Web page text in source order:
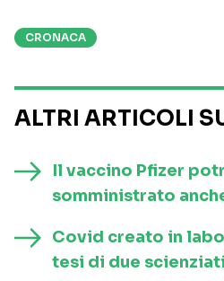
CRONACA
ALTRI ARTICOLI
Il vaccino Pfizer
somministrato
Covid creato in
tesi di due scienziati